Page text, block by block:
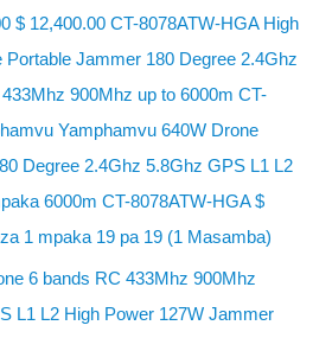
$ 12,400.00 CT-8078ATW-HGA High
Portable Jammer 180 Degree 2.4Ghz
900Mhz up to 6000m CT-
Yamphamvu 640W Drone
Degree 2.4Ghz 5.8Ghz GPS L1 L2
6000m CT-8078ATW-HGA $
1 mpaka 19 pa 19 (1 Masamba)
6 bands RC 433Mhz 900Mhz
L1 L2 High Power 127W Jammer